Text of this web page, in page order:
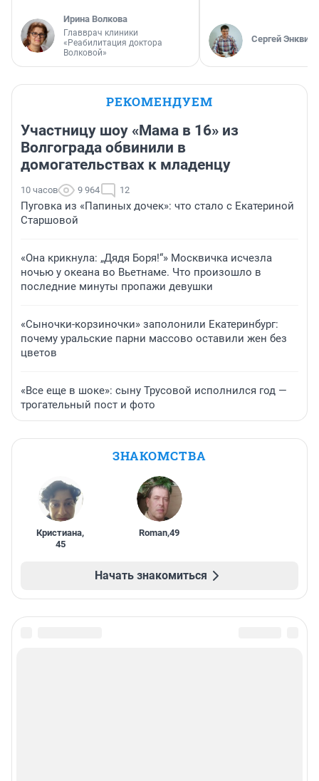
Ирина Волкова
Главврач клиники
«Реабилитация доктора
Волковой»
Сергей Энквист
РЕКОМЕНДУЕМ
Участницу шоу «Мама в 16» из
Волгограда обвинили в
домогательствах к младенцу
10 часов 9 964 12
Пуговка из «Папиных дочек»: что стало с Екатериной
Старшовой
«Она крикнула: „Дядя Боря!“» Москвичка исчезла
ночью у океана во Вьетнаме. Что произошло в
последние минуты пропажи девушки
«Сыночки-корзиночки» заполонили Екатеринбург:
почему уральские парни массово оставили жен без
цветов
«Все еще в шоке»: сыну Трусовой исполнился год —
трогательный пост и фото
ЗНАКОМСТВА
Кристиана,
45
Roman,49
Начать знакомиться